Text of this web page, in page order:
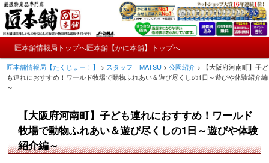
メ
イ
ン
ン
テ
匠本舗情報局【たくじょー！】
かにやおせちについてのおもしろ情報や興味深い記事をお届けします。
ン
メ
イ
コ
ン
匠本舗情報局トップへ匠本舗【かに本舗】トップへ
匠本舗情報局【たくじょー！】 > スタッフ MATSU >公園紹介 >
【大阪府河南町】子ど
も連れにおすすめ！ワールド牧場で動物ふれあい＆遊び尽くしの1日～遊びや体験紹介編
～
【大阪府河南町】子ども連れにおすすめ！ワールド
牧場で動物ふれあい＆遊び尽くしの1日～遊びや体験
紹介編～